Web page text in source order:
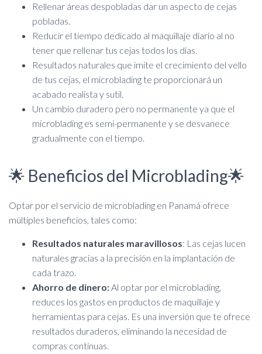
Rellenar áreas despobladas dar un aspecto de cejas
pobladas.
Reducir el tiempo dedicado al maquillaje diario al no
tener que rellenar tus cejas todos los días.
Resultados naturales que imite el crecimiento del vello
de tus cejas, el microblading te proporcionará un
acabado realista y sutil.
Un cambio duradero pero no permanente ya que el
microblading es semi-permanente y se desvanece
gradualmente con el tiempo.
🌟 Beneficios del Microblading🌟
Optar por el servicio de microblading en Panamá ofrece
múltiples beneficios, tales como:
Resultados naturales maravillosos: Las cejas lucen
naturales gracias a la precisión en la implantación de
cada trazo.
Ahorro de dinero:Al optar por el microblading,
reduces los gastos en productos de maquillaje y
herramientas para cejas. Es una inversión que te ofrece
resultados duraderos, eliminando la necesidad de
compras continuas.